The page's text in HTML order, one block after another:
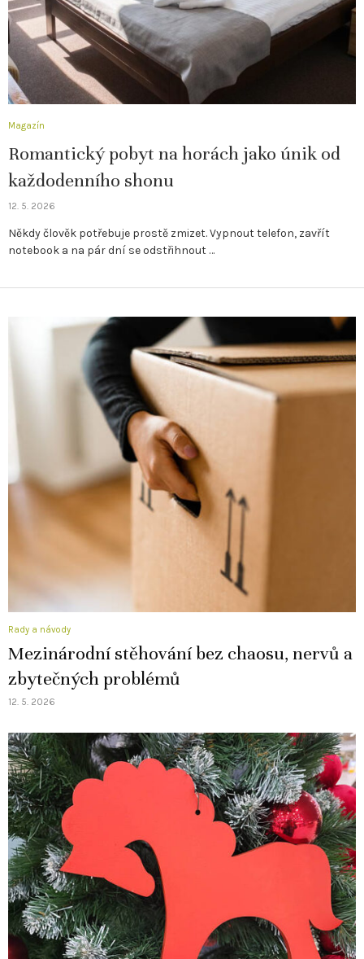
Magazín
Romantický pobyt na horách jako únik od
každodenního shonu
12. 5. 2026
Někdy člověk potřebuje prostě zmizet. Vypnout telefon, zavřít
notebook a na pár dní se odstřihnout …
Rady a návody
Mezinárodní stěhování bez chaosu, nervů a
zbytečných problémů
12. 5. 2026